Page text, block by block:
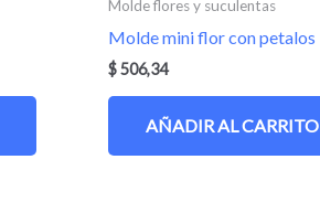
Molde flores y suculentas
Molde mini flor con petalos
$506,34
AÑADIR AL CARRITO